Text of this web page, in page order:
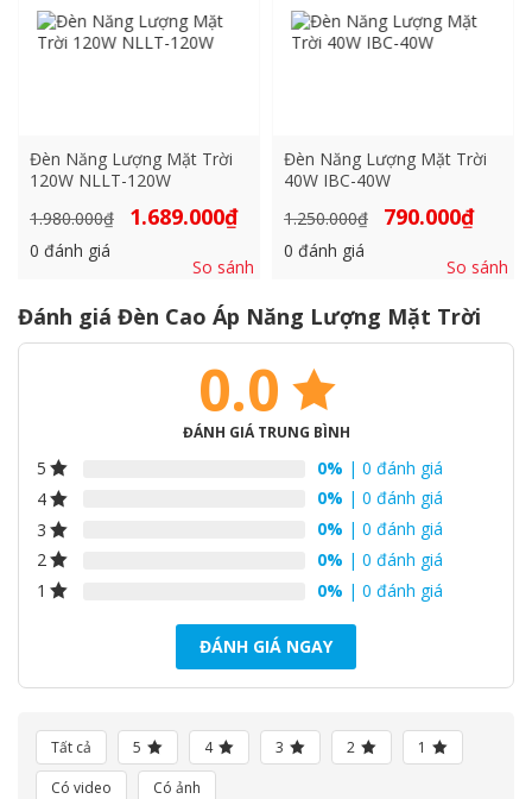
Đèn Năng Lượng Mặt Trời
120W NLLT-120W
1.980.000₫
Giá
gốc
1.980.000₫.
1.689.000₫Giá
là:
0 đánh giá
So sánh
Đèn Năng Lượng Mặt Trời
40W IBC-40W
1.250.000₫
Giá
gốc
1.250.000₫.
790.000₫Giá
là:
0 đánh giá
So sánh
Đánh giá Đèn Cao Áp Năng Lượng Mặt Trời
0.0
ĐÁNH GIÁ TRUNG BÌNH
5 0% | 0 đánh giá
4
0% | 0 đánh giá
3
0% | 0 đánh giá
2
0% | 0 đánh giá
1
0% | 0 đánh giá
ĐÁNH GIÁ NGAY
Tất cả 5 4 3 2
1
Có video
Có ảnh